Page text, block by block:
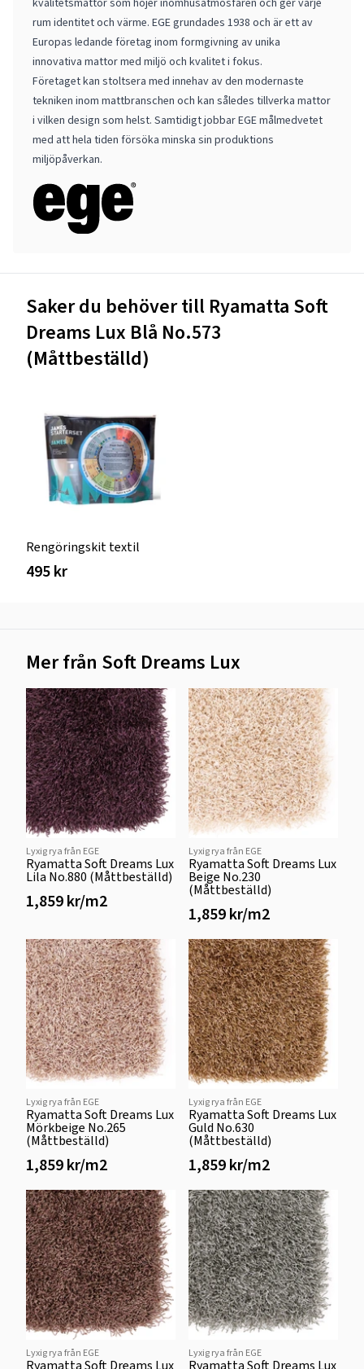
kvalitetsmattor som höjer inomhusatmosfären och ger varje
rum identitet och värme. EGE grundades 1938 och är ett av
Europas ledande företag inom formgivning av unika
innovativa mattor med miljö och kvalitet i fokus.
Företaget kan stoltsera med innehav av den modernaste
tekniken inom mattbranschen och kan således tillverka mattor
i vilken design som helst. Samtidigt jobbar EGE målmedvetet
med att hela tiden försöka minska sin produktions
miljöpåverkan.
Saker du behöver till Ryamatta Soft
Dreams Lux Blå No.573
(Måttbeställd)
Rengöringskit textil
495 kr
Mer från Soft Dreams Lux
Lyxig rya från EGE
Ryamatta Soft Dreams Lux
Lila No.880 (Måttbeställd)
1,859 kr/m2
Lyxig rya från EGE
Ryamatta Soft Dreams Lux
Beige No.230
(Måttbeställd)
1,859 kr/m2
Lyxig rya från EGE
Ryamatta Soft Dreams Lux
Mörkbeige No.265
(Måttbeställd)
1,859 kr/m2
Lyxig rya från EGE
Ryamatta Soft Dreams Lux
Guld No.630
(Måttbeställd)
1,859 kr/m2
Lyxig rya från EGE
Ryamatta Soft Dreams Lux
Lyxig rya från EGE
Ryamatta Soft Dreams Lux